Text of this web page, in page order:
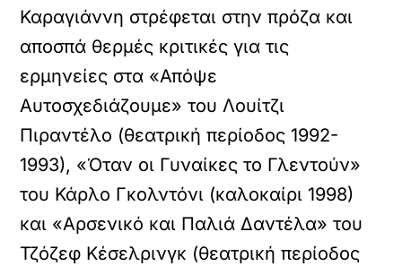
Καραγιάννη στρέφεται στην πρόζα και
αποσπά θερμές κριτικές για τις
ερμηνείες στα «Απόψε
Αυτοσχεδιάζουμε» του Λουίτζι
Πιραντέλο (θεατρική περίοδος 1992-
1993), «Όταν οι Γυναίκες το Γλεντούν»
του Κάρλο Γκολντόνι (καλοκαίρι 1998)
και «Αρσενικό και Παλιά Δαντέλα» του
Τζόζεφ Κέσελρινγκ (θεατρική περίοδος